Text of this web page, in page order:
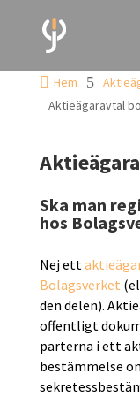
 Hem 5
Aktieägaravtal
Ska man
hos
Nej ett
Bolagsverket
den delen).
offentligt
parterna i ett
bestämmelse